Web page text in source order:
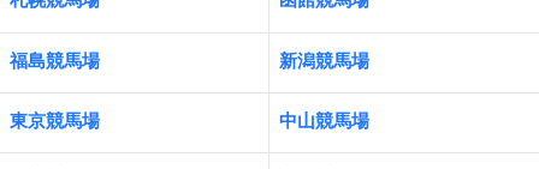
福島競馬場 新潟競馬場
東京競馬場 中山競馬場